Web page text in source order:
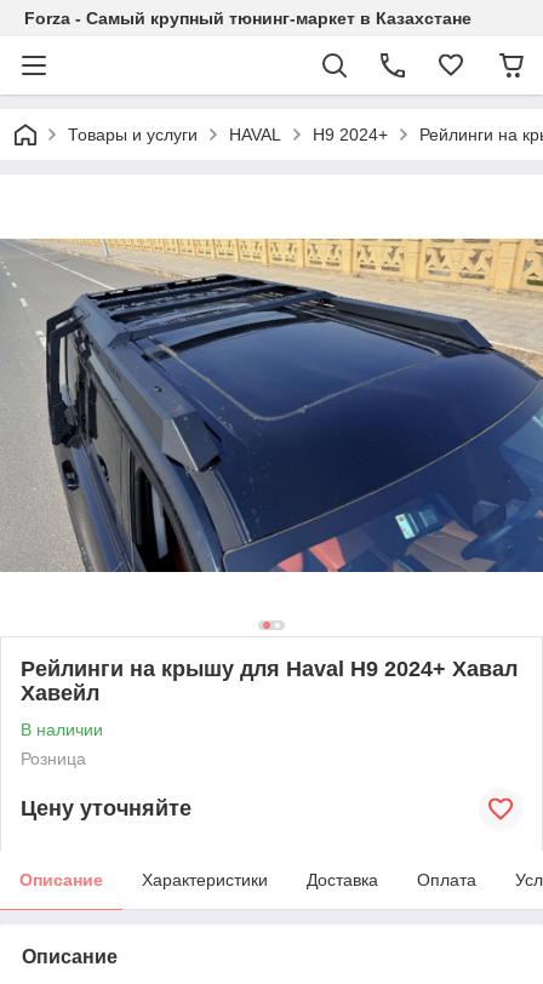
Forza - Самый крупный тюнинг-маркет в Казахстане
Товары и услуги HAVAL H9 2024+ Рейлинги на
Рейлинги на крышу для Haval H9 2024+ Хавал
Хавейл
В наличии
Розница
Цену уточняйте
Описание Характеристики Доставка Оплата
Описание